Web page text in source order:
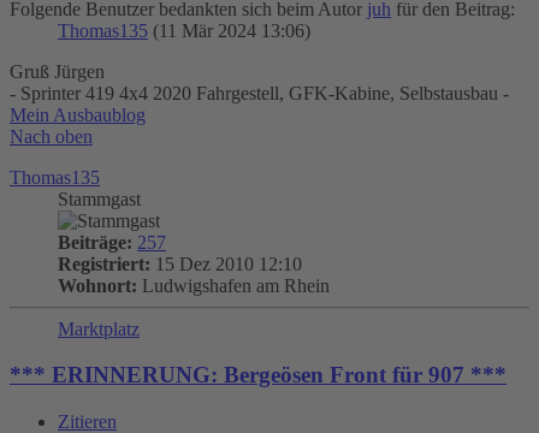
Folgende Benutzer bedankten sich beim Autor juh für den Beitrag:
Thomas135 (11 Mär 2024 13:06)
Gruß Jürgen
- Sprinter 419 4x4 2020 Fahrgestell, GFK-Kabine, Selbstausbau -
Mein Ausbaublog
Nach oben
Thomas135
Stammgast
Beiträge: 257
Registriert: 15 Dez 2010 12:10
Wohnort: Ludwigshafen am Rhein
Marktplatz
*** ERINNERUNG: Bergeösen Front für 907 ***
Zitieren